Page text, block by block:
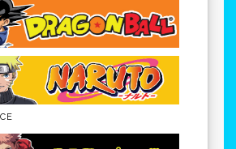
Contacto
Regístrese
Envíos y devoluciones
Aviso legal
Política de cookies